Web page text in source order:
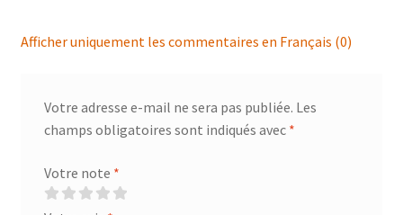
Afficher uniquement les commentaires en Français (0)
Votre adresse e-mail ne sera pas publiée. Les
champs obligatoires sont indiqués avec *
Votre note *